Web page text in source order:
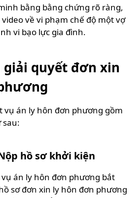
bằng bằng chứng rõ ràng,
về vi phạm chế độ một vợ
vi bạo lực gia đình.
quyết đơn xin
vụ án ly hôn đơn phương gồm
sau:
hồ sơ khởi kiện
án ly hôn đơn phương bắt
sơ đơn xin ly hôn đơn phương